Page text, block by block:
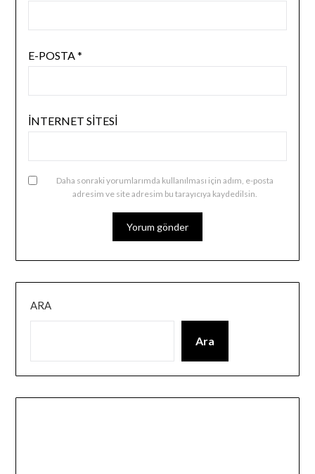
E-POSTA*
İNTERNET SITESI
Daha sonraki yorumlarımda kullanılması için adım, e-posta
adresim ve site adresim bu tarayıcıya kaydedilsin.
ARA
Ara